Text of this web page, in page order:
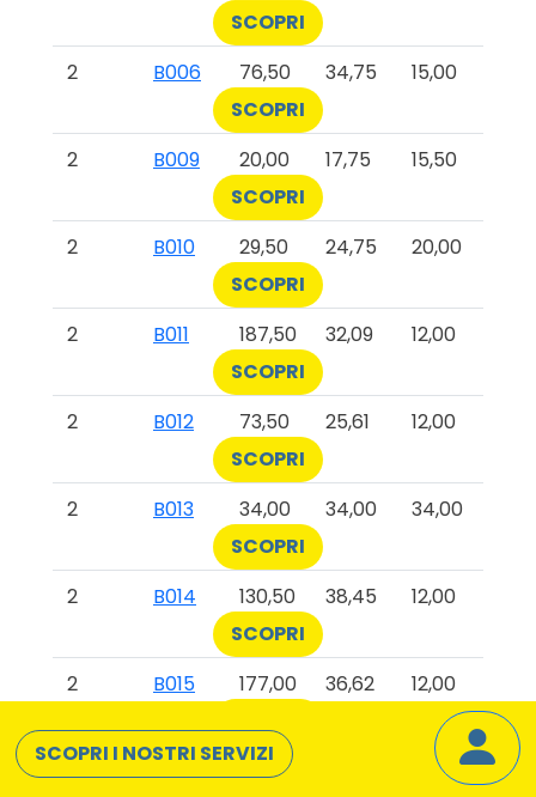
SCOPRI
2
B006 76,50 34,75
15,00
SCOPRI
2
B009 20,00 17,75
15,50
SCOPRI
2
B010 29,50 24,75
20,00
SCOPRI
2
B011 187,50 32,09
12,00
SCOPRI
2
B012 73,50 25,61
12,00
SCOPRI
2
B013 34,00 34,00
34,00
SCOPRI
2
B014 130,50 38,45
12,00
SCOPRI
2
B015 177,00 36,62
12,00
2
B016 99,00
12,00
SCOPRI I NOSTRI SERVIZI